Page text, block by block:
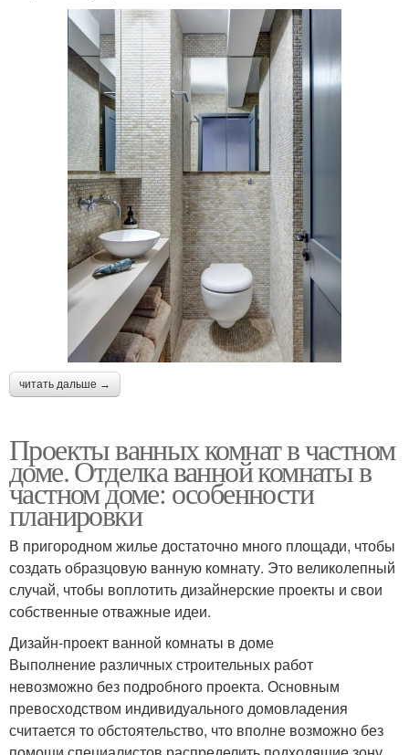
читать дальше →
Проекты ванных комнат в частном
доме. Отделка ванной комнаты в
частном доме: особенности
планировки
В пригородном жилье достаточно много площади, чтобы
создать образцовую ванную комнату. Это великолепный
случай, чтобы воплотить дизайнерские проекты и свои
собственные отважные идеи.
Дизайн-проект ванной комнаты в доме
Выполнение различных строительных работ
невозможно без подробного проекта. Основным
превосходством индивидуального домовладения
считается то обстоятельство, что вполне возможно без